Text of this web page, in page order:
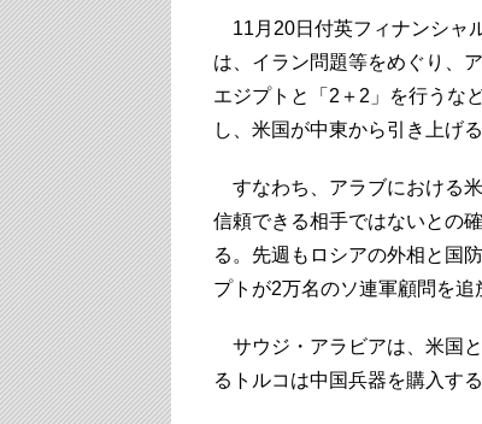
11月20日付英フィナンシャ
は、イラン問題等をめぐり、
エジプトと「2＋2」を行うな
し、米国が中東から引き上げ
すなわち、アラブにおける
信頼できる相手ではないとの
る。先週もロシアの外相と国
プトが2万名のソ連軍顧問を追
サウジ・アラビアは、米国
るトルコは中国兵器を購入す